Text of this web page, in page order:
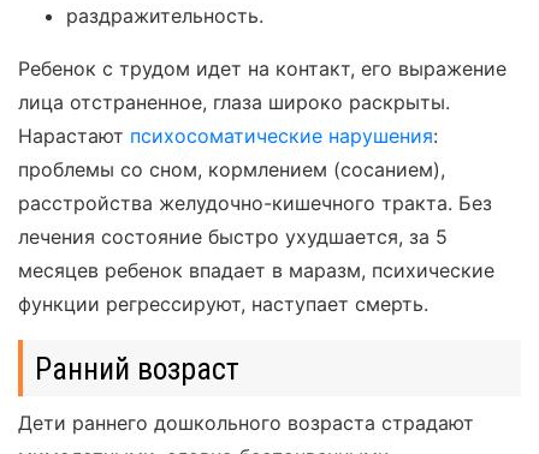
раздражительность.
Ребенок с трудом идет на контакт, его выражение
лица отстраненное, глаза широко раскрыты.
Нарастают психосоматические нарушения:
проблемы со сном, кормлением (сосанием),
расстройства желудочно-кишечного тракта. Без
лечения состояние быстро ухудшается, за 5
месяцев ребенок впадает в маразм, психические
функции регрессируют, наступает смерть.
Ранний возраст
Дети раннего дошкольного возраста страдают